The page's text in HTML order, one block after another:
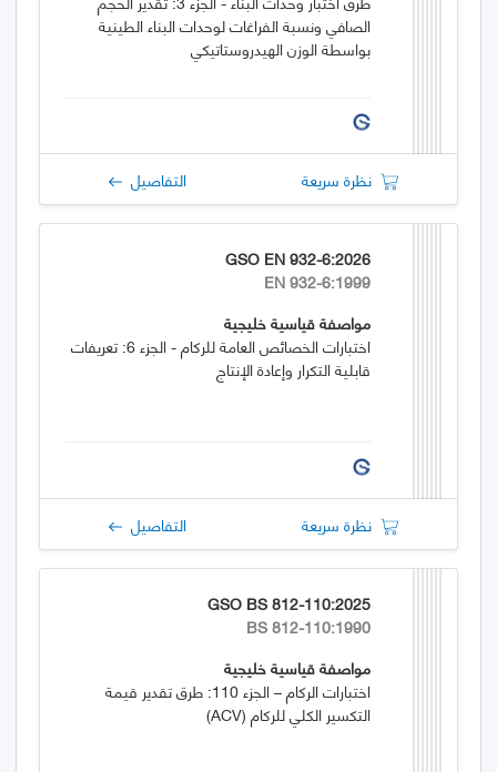
الصافي ونسبة الفراغات لوحدات البناء الطينية
بواسطة الوزن الهيدروستاتيكي
نظرة سريعة التفاصيل
GSO EN 932-6:2026
EN 932-6:1999
مواصفة قياسية خليجية
اختبارات الخصائص العامة للركام - الجزء 6: تعريفات
قابلية التكرار وإعادة الإنتاج
نظرة سريعة التفاصيل
GSO BS 812-110:2025
BS 812-110:1990
مواصفة قياسية خليجية
اختبارات الركام – الجزء 110: طرق تقدير قيمة
التكسير الكلي للركام (ACV)